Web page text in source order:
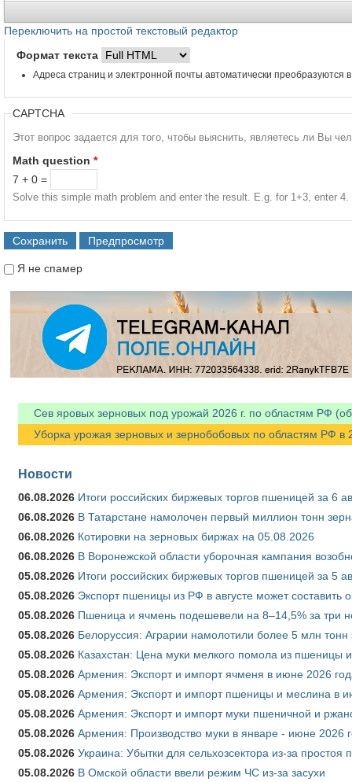
Переключить на простой текстовый редактор
Формат текста
Адреса страниц и электронной почты автоматически преобразуются
CAPTCHA
Этот вопрос задается для того, чтобы выяснить, являетесь ли Вы
Math question *
7 + 0 =
Solve this simple math problem and enter the result. E.g. for 1+3, enter 4.
Я не спамер
Сев яровых зерновых под урожай 2026 г. по областям РФ
Уборка урожая зерновых и зернобобовых по областям РФ в
Новости
06.08.2026 Итоги российских биржевых торгов пшеницей за 6
06.08.2026 В Татарстане намолочен первый миллион тонн
06.08.2026 Котировки на зерновых биржах на 05.08.2026
06.08.2026 В Воронежской области уборочная кампания
05.08.2026 Итоги российских биржевых торгов пшеницей за 5
05.08.2026 Экспорт пшеницы из РФ в августе может составить
05.08.2026 Пшеница и ячмень подешевели на 8–14,5% за три
05.08.2026 Белоруссия: Аграрии намолотили более 5 млн тонн
05.08.2026 Казахстан: Цена муки мелкого помола из пшеницы
05.08.2026 Армения: Экспорт и импорт ячменя в июне 2026
05.08.2026 Армения: Экспорт и импорт пшеницы и меслина в
05.08.2026 Армения: Экспорт и импорт муки пшеничной и
05.08.2026 Армения: Производство муки в январе - июне 2026
05.08.2026 Украина: Убытки для сельхозсектора из-за простоя
05.08.2026 В Омской области ввели режим ЧС из-за засухи